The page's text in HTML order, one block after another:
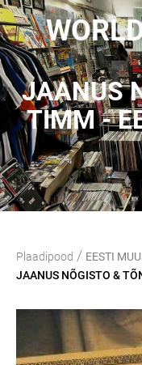
WORLD
JAANUS
TIMM -
Plaadipood / EESTI
JAANUS NÕGISTO &